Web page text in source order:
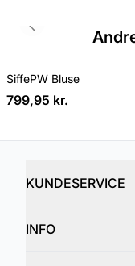
NYHED
SiffePW Bluse
799,95 kr.
Previous slide
KUNDESERVICE
INFO